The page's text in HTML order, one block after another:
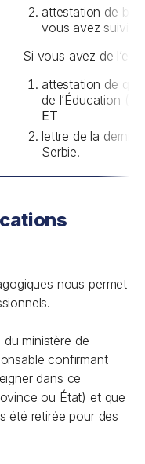
attestation de
vous avez suivi
Si vous avez de
attestation de
de l’Éducation
ET
lettre de la
Serbie.
nous permet
du ministère de
confirmant
dans ce
ou État) et que
été retirée pour des